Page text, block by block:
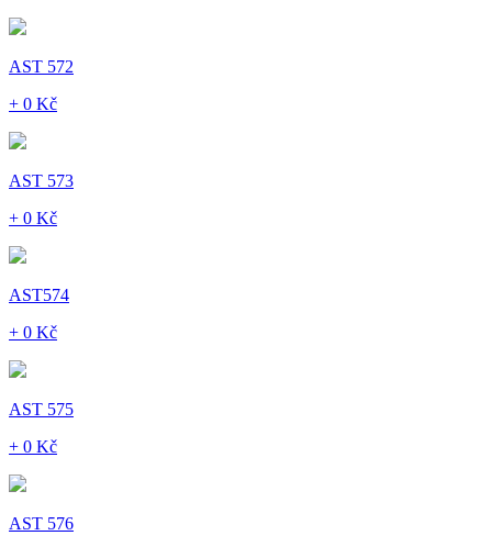
AST 572
+ 0 Kč
AST 573
+ 0 Kč
AST574
+ 0 Kč
AST 575
+ 0 Kč
AST 576